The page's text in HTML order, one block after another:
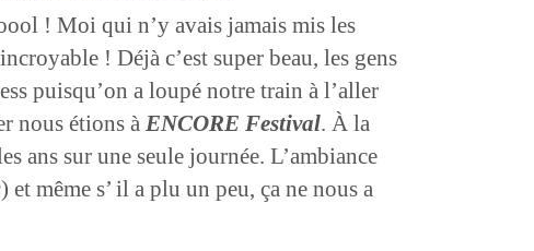
! Moi qui n’y avais jamais mis les
! Déjà c’est super beau, les gens
puisqu’on a loupé notre train à l’aller
nous étions à ENCORE Festival. À la
ans sur une seule journée. L’ambiance
) et même s’ il a plu un peu, ça ne nous a